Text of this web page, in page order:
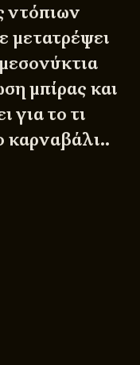
ντόπιων
μετατρέψει
μπίρας και
για το τι
καρναβάλι..